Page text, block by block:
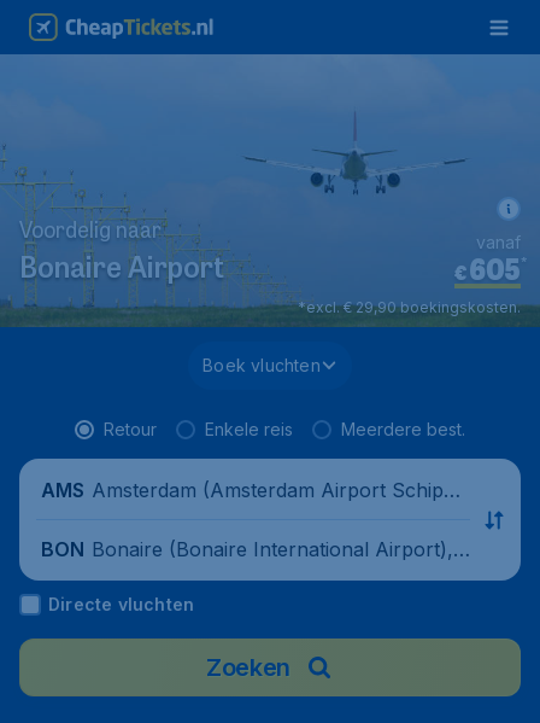
Voordelig naar
Bonaire Airport €605*
vanaf
*excl. € 29,90 boekingskosten.
Boek vluchten
Retour Enkele reis Meerdere best.
AMS Amsterdam (Amsterdam Airport Schipho
BON Bonaire (Bonaire International Airport),
Bonaire, Sint Eustatius en Saba
Directe vluchten
Zoeken